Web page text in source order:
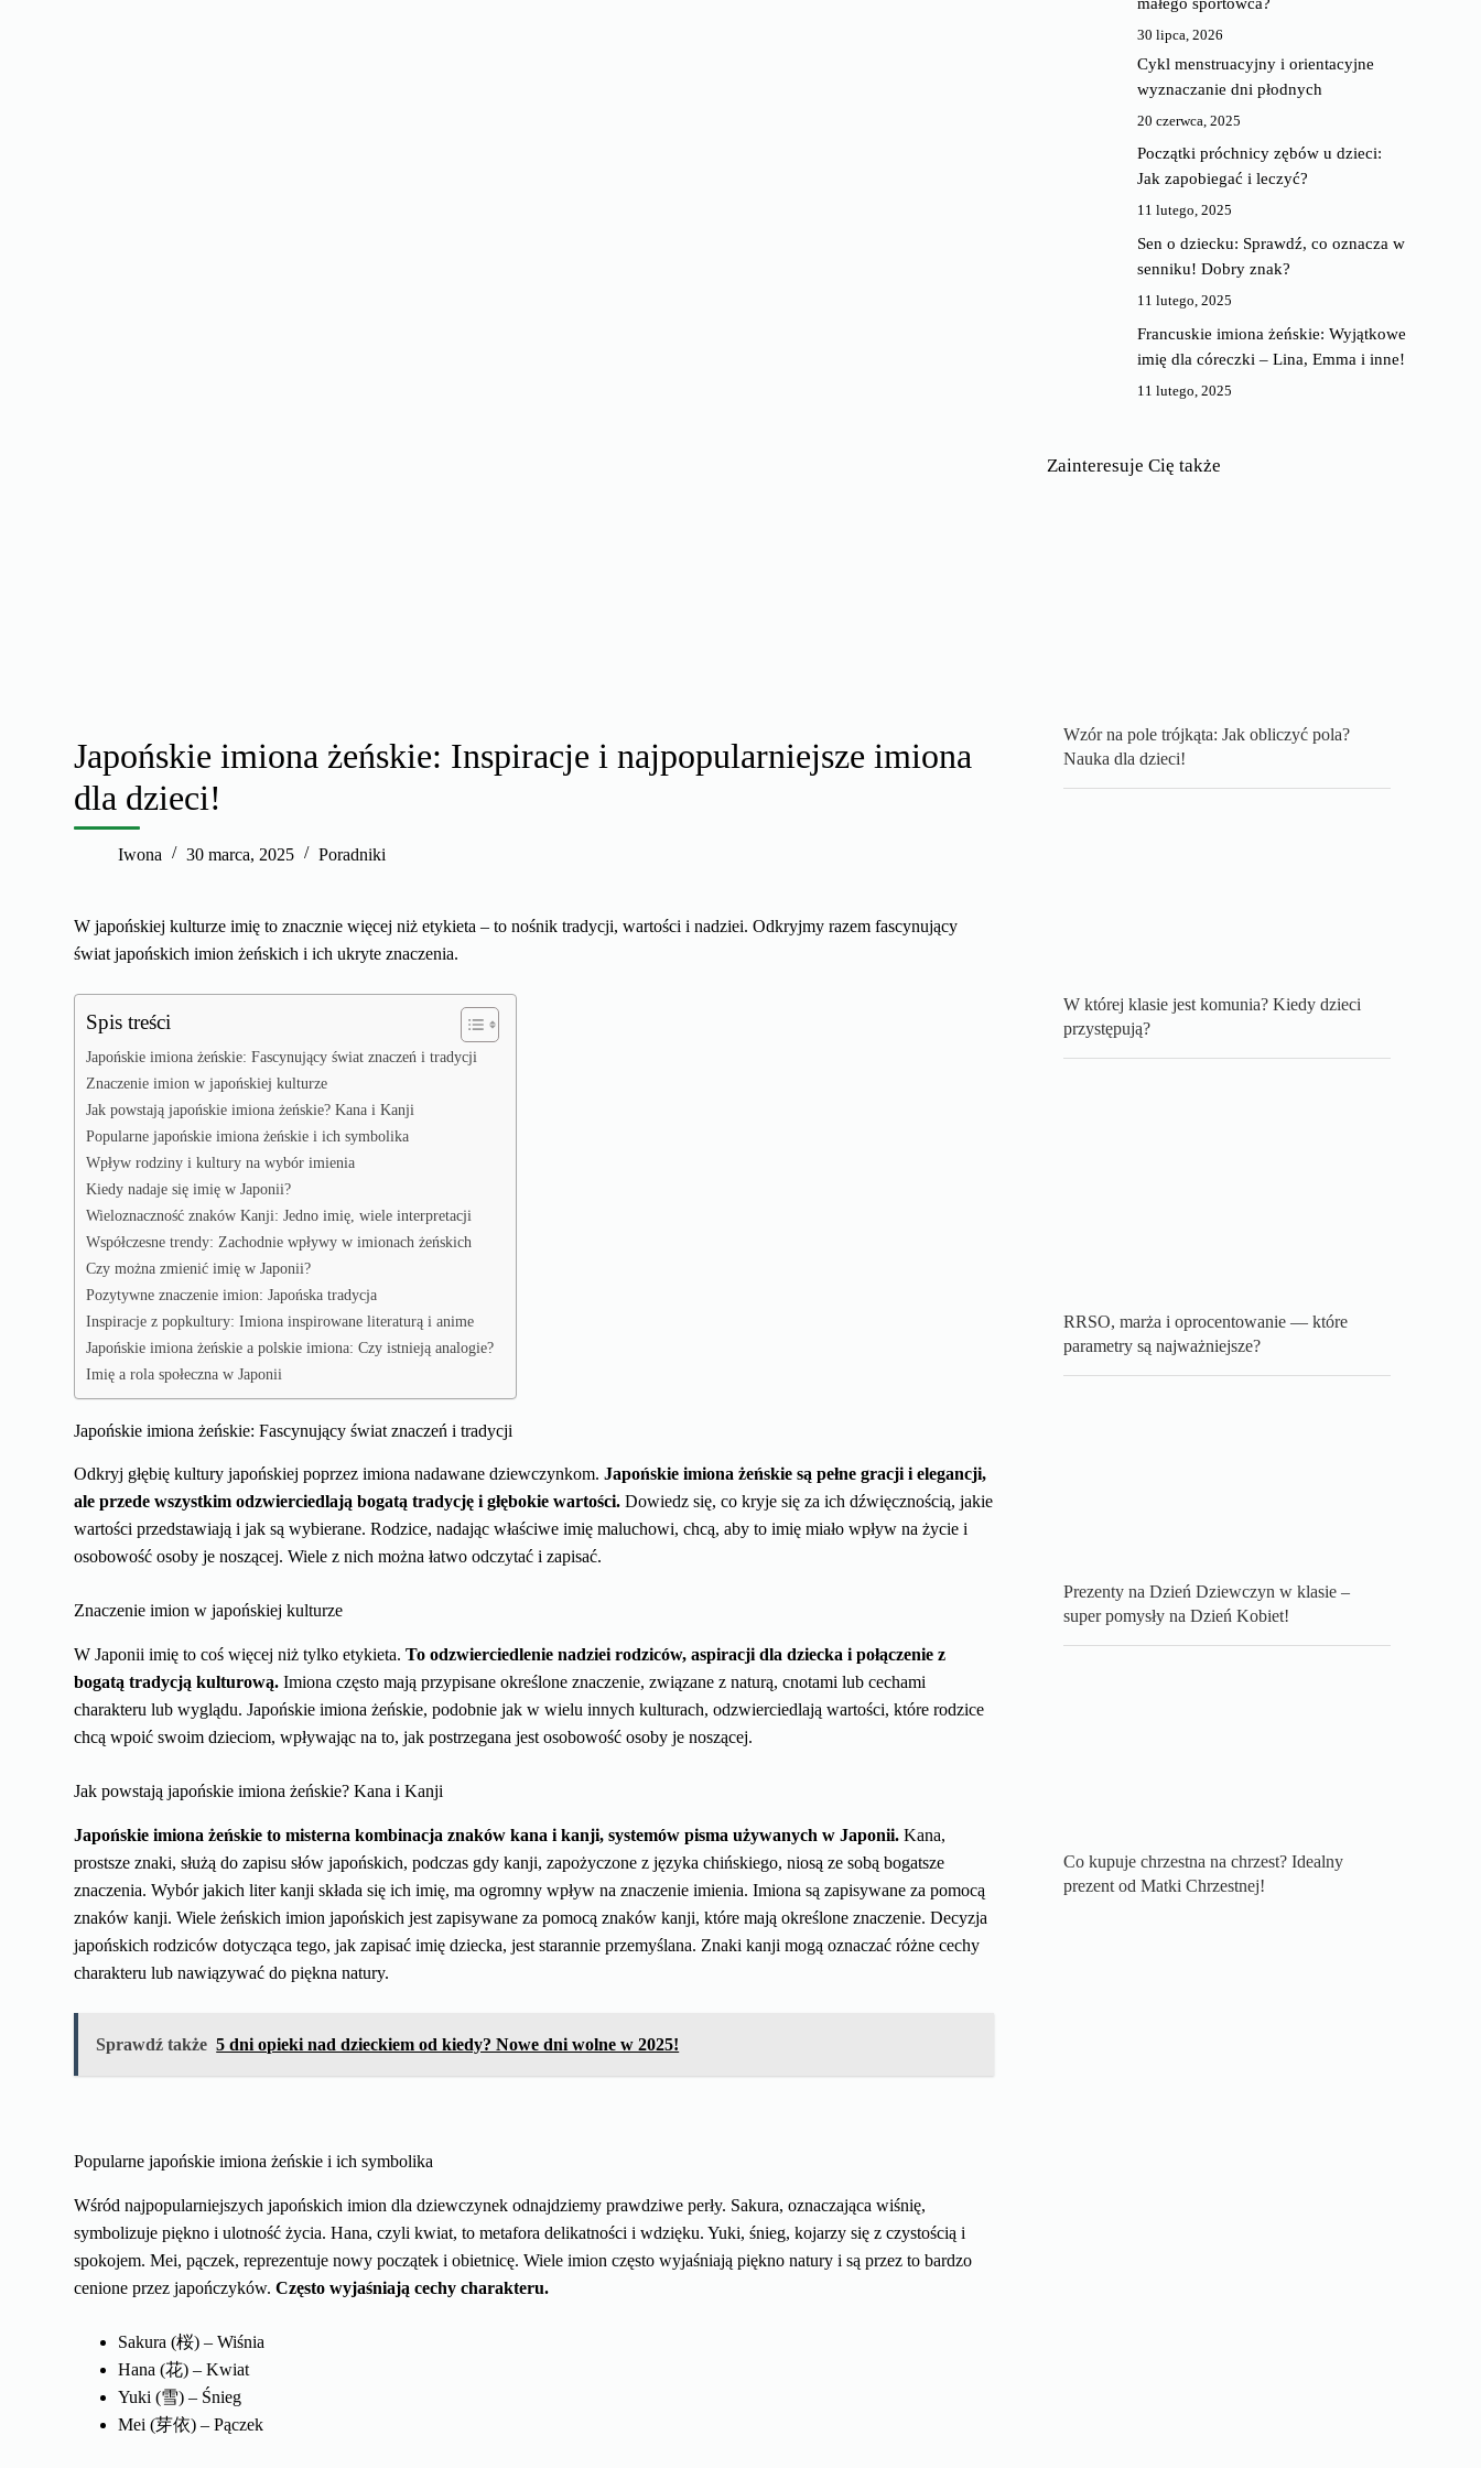
Japońskie imiona żeńskie: Inspiracje i najpopularniejsze imiona
dla dzieci!
Iwona 30 marca, 2025 Poradniki
W japońskiej kulturze imię to znacznie więcej niż etykieta – to nośnik tradycji, wartości i nadziei. Odkryjmy razem fascynujący
świat japońskich imion żeńskich i ich ukryte znaczenia.
Spis treści
Japońskie imiona żeńskie: Fascynujący świat znaczeń i tradycji
Znaczenie imion w japońskiej kulturze
Jak powstają japońskie imiona żeńskie? Kana i Kanji
Popularne japońskie imiona żeńskie i ich symbolika
Wpływ rodziny i kultury na wybór imienia
Kiedy nadaje się imię w Japonii?
Wieloznaczność znaków Kanji: Jedno imię, wiele interpretacji
Współczesne trendy: Zachodnie wpływy w imionach żeńskich
Czy można zmienić imię w Japonii?
Pozytywne znaczenie imion: Japońska tradycja
Inspiracje z popkultury: Imiona inspirowane literaturą i anime
Japońskie imiona żeńskie a polskie imiona: Czy istnieją analogie?
Imię a rola społeczna w Japonii
Japońskie imiona żeńskie: Fascynujący świat znaczeń i tradycji
Odkryj głębię kultury japońskiej poprzez imiona nadawane dziewczynkom.Japońskie imiona żeńskie są pełne gracji i elegancji,
ale przede wszystkim odzwierciedlają bogatą tradycję i głębokie wartości. Dowiedz się, co kryje się za ich dźwięcznością, jakie
wartości przedstawiają i jak są wybierane. Rodzice, nadając właściwe imię maluchowi, chcą, aby to imię miało wpływ na życie i
osobowość osoby je noszącej. Wiele z nich można łatwo odczytać i zapisać.
Znaczenie imion w japońskiej kulturze
W Japonii imię to coś więcej niż tylko etykieta.To odzwierciedlenie nadziei rodziców, aspiracji dla dziecka i połączenie z
bogatą tradycją kulturową. Imiona często mają przypisane określone znaczenie, związane z naturą, cnotami lub cechami
charakteru lub wyglądu. Japońskie imiona żeńskie, podobnie jak w wielu innych kulturach, odzwierciedlają wartości, które rodzice
chcą wpoić swoim dzieciom, wpływając na to, jak postrzegana jest osobowość osoby je noszącej.
Jak powstają japońskie imiona żeńskie? Kana i Kanji
Japońskie imiona żeńskie to misterna kombinacja znaków kana i kanji, systemów pisma używanych w Japonii. Kana,
prostsze znaki, służą do zapisu słów japońskich, podczas gdy kanji, zapożyczone z języka chińskiego, niosą ze sobą bogatsze
znaczenia. Wybór jakich liter kanji składa się ich imię, ma ogromny wpływ na znaczenie imienia. Imiona są zapisywane za pomocą
znaków kanji. Wiele żeńskich imion japońskich jest zapisywane za pomocą znaków kanji, które mają określone znaczenie. Decyzja
japońskich rodziców dotycząca tego, jak zapisać imię dziecka, jest starannie przemyślana. Znaki kanji mogą oznaczać różne cechy
charakteru lub nawiązywać do piękna natury.
Sprawdź także 5 dni opieki nad dzieckiem od kiedy? Nowe dni wolne w 2025!
Popularne japońskie imiona żeńskie i ich symbolika
Wśród najpopularniejszych japońskich imion dla dziewczynek odnajdziemy prawdziwe perły. Sakura, oznaczająca wiśnię,
symbolizuje piękno i ulotność życia. Hana, czyli kwiat, to metafora delikatności i wdzięku. Yuki, śnieg, kojarzy się z czystością i
spokojem. Mei, pączek, reprezentuje nowy początek i obietnicę. Wiele imion często wyjaśniają piękno natury i są przez to bardzo
cenione przez japończyków.Często wyjaśniają cechy charakteru.
Sakura (桜) – Wiśnia
Hana (花) – Kwiat
Yuki (雪) – Śnieg
Mei (芽依) – Pączek
małego sportowca?
30 lipca, 2026
Cykl menstruacyjny i orientacyjne
wyznaczanie dni płodnych
20 czerwca, 2025
Początki próchnicy zębów u dzieci:
Jak zapobiegać i leczyć?
11 lutego, 2025
Sen o dziecku: Sprawdź, co oznacza w
senniku! Dobry znak?
11 lutego, 2025
Francuskie imiona żeńskie: Wyjątkowe
imię dla córeczki – Lina, Emma i inne!
11 lutego, 2025
Zainteresuje Cię także
Wzór na pole trójkąta: Jak obliczyć pola?
Nauka dla dzieci!
W której klasie jest komunia? Kiedy dzieci
przystępują?
RRSO, marża i oprocentowanie — które
parametry są najważniejsze?
Prezenty na Dzień Dziewczyn w klasie –
super pomysły na Dzień Kobiet!
Co kupuje chrzestna na chrzest? Idealny
prezent od Matki Chrzestnej!